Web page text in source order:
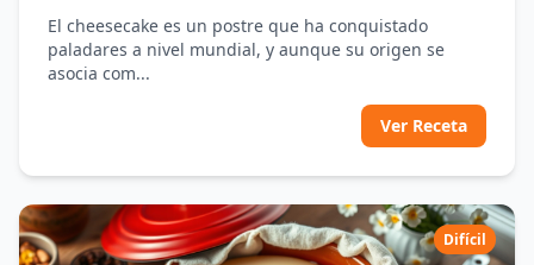
El cheesecake es un postre que ha conquistado
paladares a nivel mundial, y aunque su origen se
asocia com...
Ver Receta
Difícil